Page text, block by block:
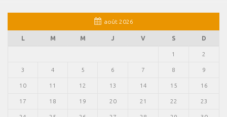
août 2026
L M M J V S D
1 2
3 4 5 6 7 8 9
10 11 12 13 14 15 16
17 18 19 20 21 22 23